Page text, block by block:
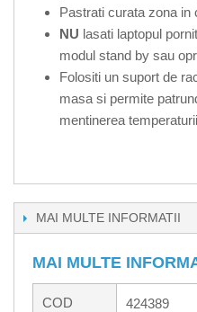
Pastrati curata zona in
NU lasati laptopul
modul stand by sau
Folositi un suport de
masa si permite
mentinerea
MAI MULTE INFORMATII
MAI MULTE
COD 424389